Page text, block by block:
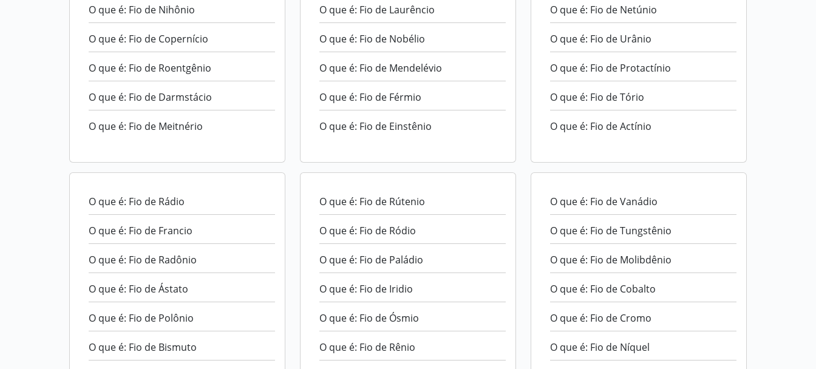
O que é: Fio de Nihônio
O que é: Fio de Copernício
O que é: Fio de Roentgênio
O que é: Fio de Darmstácio
O que é: Fio de Meitnério
O que é: Fio de Laurêncio
O que é: Fio de Nobélio
O que é: Fio de Mendelévio
O que é: Fio de Férmio
O que é: Fio de Einstênio
O que é: Fio de Netúnio
O que é: Fio de Urânio
O que é: Fio de Protactínio
O que é: Fio de Tório
O que é: Fio de Actínio
O que é: Fio de Rádio
O que é: Fio de Francio
O que é: Fio de Radônio
O que é: Fio de Ástato
O que é: Fio de Polônio
O que é: Fio de Bismuto
O que é: Fio de Rútenio
O que é: Fio de Ródio
O que é: Fio de Paládio
O que é: Fio de Iridio
O que é: Fio de Ósmio
O que é: Fio de Rênio
O que é: Fio de Vanádio
O que é: Fio de Tungstênio
O que é: Fio de Molibdênio
O que é: Fio de Cobalto
O que é: Fio de Cromo
O que é: Fio de Níquel